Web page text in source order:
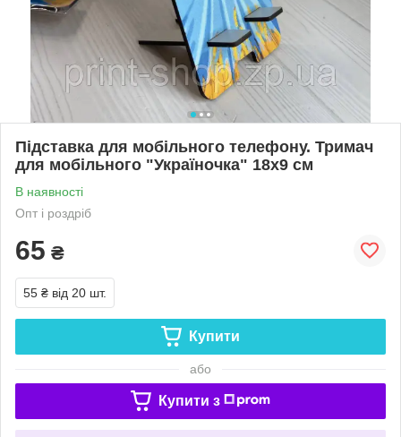
Підставка для мобільного телефону. Тримач
для мобільного "Україночка" 18х9 см
В наявності
Опт і роздріб
65 ₴
55 ₴ від 20 шт.
Купити
або
Купити з